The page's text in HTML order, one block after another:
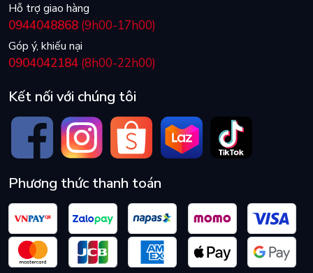
Hỗ trợ giao hàng
0944048868 (9h00-17h00)
Góp ý, khiếu nại
0904042184 (8h00-22h00)
Kết nối với chúng tôi
Phương thức thanh toán